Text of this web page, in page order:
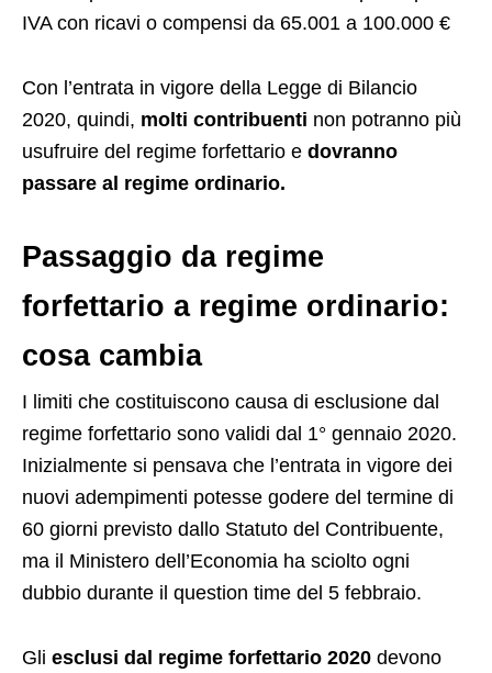
IVA con ricavi o compensi da 65.001 a 100.000 €
Con l’entrata in vigore della Legge di Bilancio
2020, quindi, molti contribuenti non potranno più
usufruire del regime forfettario e dovranno
passare al regime ordinario.
Passaggio da regime
forfettario a regime ordinario:
cosa cambia
I limiti che costituiscono causa di esclusione dal
regime forfettario sono validi dal 1° gennaio 2020.
Inizialmente si pensava che l’entrata in vigore dei
nuovi adempimenti potesse godere del termine di
60 giorni previsto dallo Statuto del Contribuente,
ma il Ministero dell’Economia ha sciolto ogni
dubbio durante il question time del 5 febbraio.
Gli esclusi dal regime forfettario 2020 devono